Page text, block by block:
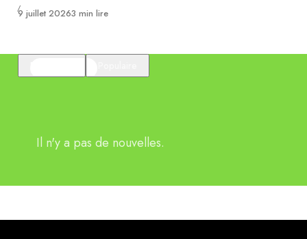
Publié
9 juillet 20263 min lire
Il n'y a pas de nouvelles.